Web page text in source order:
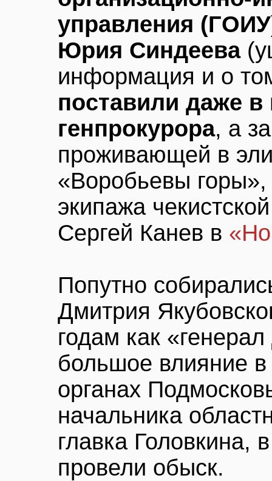
управления
Юрия Синдеева
информация и о
поставили даже в
генпрокурора, а
проживающей в
«Воробьевы
экипажа
Сергей Канев в
Попутно
Дмитрия
годам как
большое влияние
органах
начальника
главка Головкина,
провели обыск.